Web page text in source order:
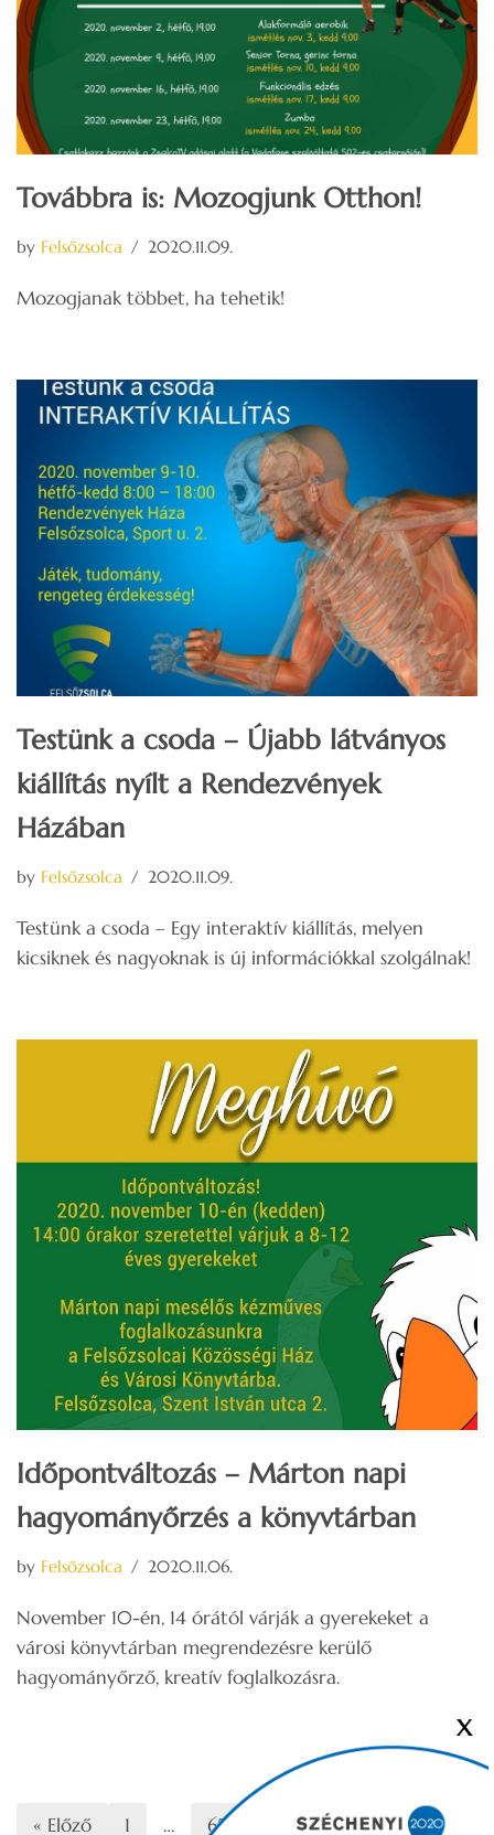
Továbbra is: Mozogjunk Otthon!
by Felsőzsolca 2020.11.09.
Mozogjanak többet, ha tehetik!
Testünk a csoda – Újabb látványos
kiállítás nyílt a Rendezvények
Házában
by Felsőzsolca 2020.11.09.
Testünk a csoda – Egy interaktív kiállítás, melyen
kicsiknek és nagyoknak is új információkkal szolgálnak!
Időpontváltozás – Márton napi
hagyományőrzés a könyvtárban
by Felsőzsolca 2020.11.06.
November 10-én, 14 órától várják a gyerekeket a
városi könyvtárban megrendezésre kerülő
hagyományőrző, kreatív foglalkozásra.
« Előző 1 … 65 67
X